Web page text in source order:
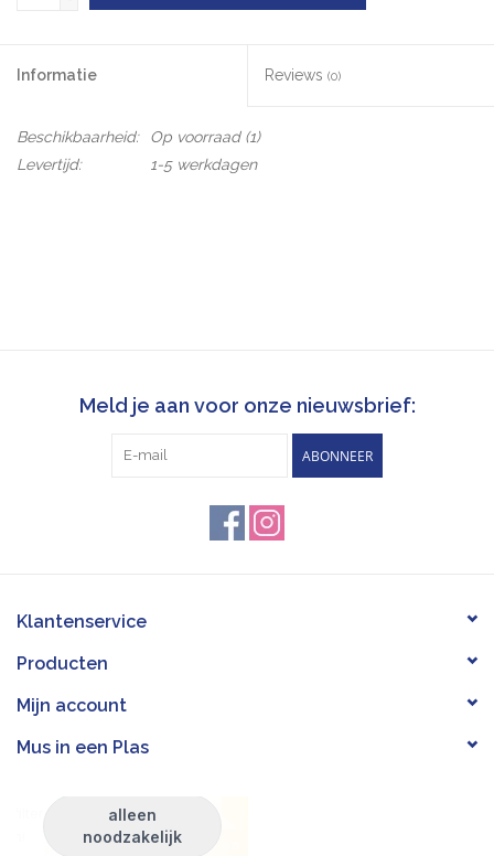
Informatie Reviews (0)
Beschikbaarheid: Op voorraad(1)
Levertijd:
1-5 werkdagen
Meld je aan voor onze nieuwsbrief:
ABONNEER
Klantenservice
Producten
Mijn account
Mus in een Plas